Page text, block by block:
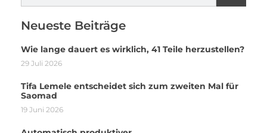
Neueste Beiträge
Wie lange dauert es wirklich, 41 Teile herzustellen?
29 Juli 2026
Tifa Lemele entscheidet sich zum zweiten Mal für
Saomad
19 Juni 2026